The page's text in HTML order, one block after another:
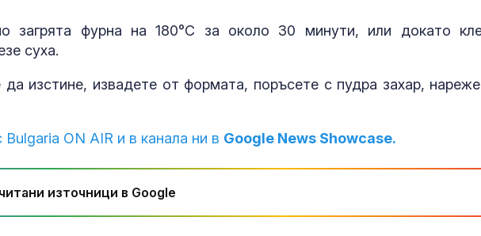
загрята фурна на 180°C за около 30 минути, или докато
суха.
да изстине, извадете от формата, поръсете с пудра захар,
ON AIR и в канала ни в Google News Showcase.
източници в Google